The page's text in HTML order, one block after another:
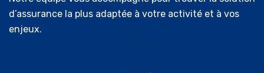
d’assurance la plus adaptée à votre activité et à vos
enjeux.